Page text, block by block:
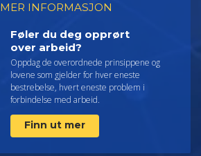
MER INFORMASJON
Føler du deg opprørt
over arbeid?
Oppdag de overordnede prinsippene og
lovene som gjelder for hver eneste
bestrebelse, hvert eneste problem i
forbindelse med arbeid.
Finn ut mer